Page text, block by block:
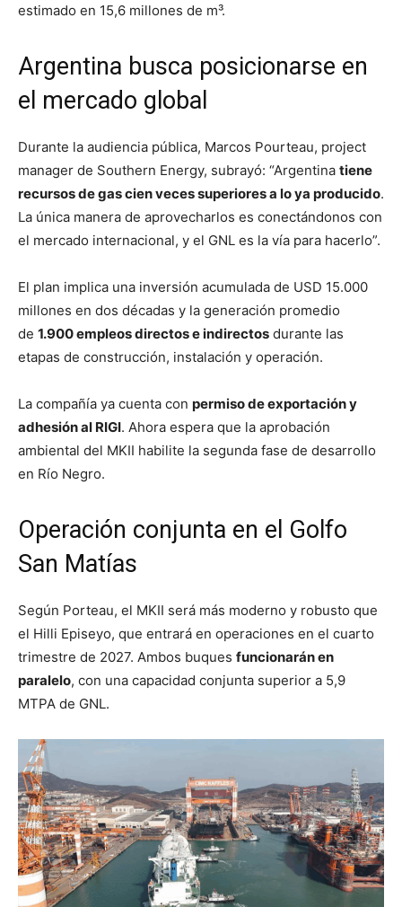
estimado en 15,6 millones de m³.
Argentina busca posicionarse en
el mercado global
Durante la audiencia pública, Marcos Pourteau, project
manager de Southern Energy, subrayó: “Argentina tiene
recursos de gas cien veces superiores a lo ya producido.
La única manera de aprovecharlos es conectándonos con
el mercado internacional, y el GNL es la vía para hacerlo”.
El plan implica una inversión acumulada de USD 15.000
millones en dos décadas y la generación promedio
de 1.900 empleos directos e indirectos durante las
etapas de construcción, instalación y operación.
La compañía ya cuenta con permiso de exportación y
adhesión al RIGI. Ahora espera que la aprobación
ambiental del MKII habilite la segunda fase de desarrollo
en Río Negro.
Operación conjunta en el Golfo
San Matías
Según Porteau, el MKII será más moderno y robusto que
el Hilli Episeyo, que entrará en operaciones en el cuarto
trimestre de 2027. Ambos buques funcionarán en
paralelo, con una capacidad conjunta superior a 5,9
MTPA de GNL.